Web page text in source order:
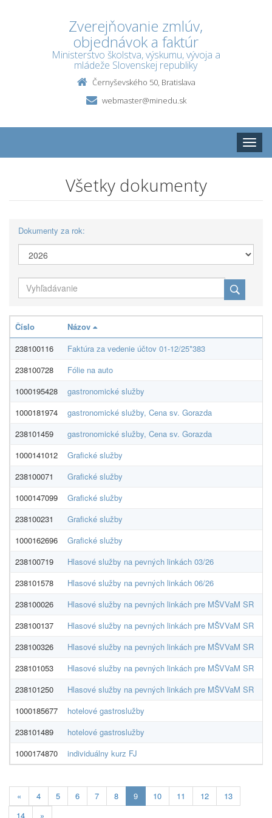
Zverejňovanie zmlúv,
objednávok a faktúr
Ministerstvo školstva, výskumu, vývoja a
mládeže Slovenskej republiky
Černyševského 50, Bratislava
webmaster@minedu.sk
Toggle
Všetky dokumenty
Dokumenty za rok:
Číslo Názov
238100116
Faktúra za vedenie účtov 01-12/25*383
238100728
Fólie na auto
1000195428
gastronomické služby
1000181974
gastronomické služby, Cena sv. Gorazda
238101459
gastronomické služby, Cena sv. Gorazda
1000141012
Grafické služby
238100071
Grafické služby
1000147099
Grafické služby
238100231
Grafické služby
1000162696
Grafické služby
238100719
Hlasové služby na pevných linkách 03/26
238101578
Hlasové služby na pevných linkách 06/26
238100026
Hlasové služby na pevných linkách pre MŠVVaM SR
238100137
Hlasové služby na pevných linkách pre MŠVVaM SR
238100326
Hlasové služby na pevných linkách pre MŠVVaM SR
238101053
Hlasové služby na pevných linkách pre MŠVVaM SR
238101250
Hlasové služby na pevných linkách pre MŠVVaM SR
1000185677
hotelové gastroslužby
238101489
hotelové gastroslužby
1000174870
individuálny kurz FJ
« 4 5 6 7 8 9Aktualna-
stranka
10 11 12
13
14
»